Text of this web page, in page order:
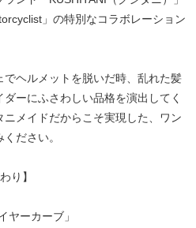
」の特別なコラボレーション
ヘルメットを脱いだ時、乱れた髪
ーにふさわしい品格を演出してく
メイドだからこそ実現した、ワン
ださい。
り】
ーカーブ」